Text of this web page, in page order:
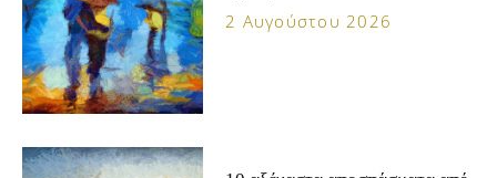
2 Αυγούστου 2026